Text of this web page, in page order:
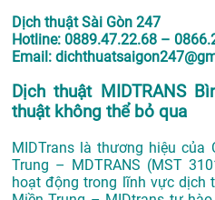
Dịch thuật Sài Gòn 247
Hotline: 0889.47.22.68 –
Email:
Dịch thuật MIDTRANS
thuật không thể bỏ qua
MIDTrans là thương hiệu của
Trung – MDTRANS (MST
hoạt động trong lĩnh vực dịch